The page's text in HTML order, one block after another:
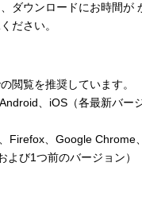
ダウンロードにお時間が
ださい。
閲覧を推奨しています。
、iOS（各最新バー
Firefox、Google Chrome
び1つ前のバージョン）